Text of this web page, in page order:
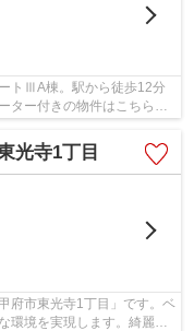
トⅢA棟。駅から徒歩12分
ター付きの物件はこちらで
感を...
光寺1丁目
府市東光寺1丁目」です。ベ
環境を実現します。綺麗な